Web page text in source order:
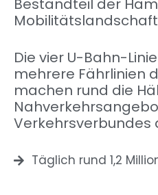
Bestandteil der
Die vier U-Bahn-
mehrere Fährlinien
machen rund die
Verkehrsverbundes
Täglich rund 1,2